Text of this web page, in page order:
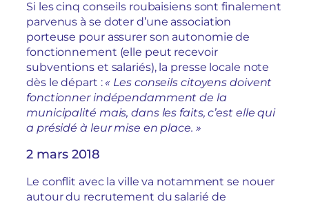
Si les cinq conseils roubaisiens sont finalement
parvenus à se doter d’une association
porteuse pour assurer son autonomie de
fonctionnement (elle peut recevoir
subventions et salariés), la presse locale note
dès le départ : « Les conseils citoyens doivent
fonctionner indépendamment de la
municipalité mais, dans les faits, c’est elle qui
a présidé à leur mise en place. »
2 mars 2018
Le conflit avec la ville va notamment se nouer
autour du recrutement du salarié de